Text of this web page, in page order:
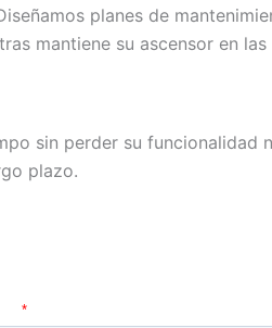
planes de
mantiene su ascensor en
sin perder su funcionalidad
plazo.